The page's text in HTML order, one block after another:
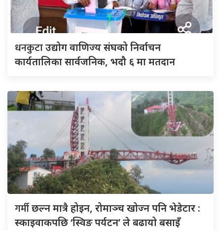
धनकुटाउद्योग वाणिज्य संघको निर्वाचन
कार्यतालिका सार्वजनिक, भदौ ६ मा मतदान
गर्मीछल्न मात्रै होइन, रोमाञ्च खोज्न पनि भेडेटार :
स्काइवाकपछि ‘स्विङ पर्यटन’ ले बढायो बसाइँ